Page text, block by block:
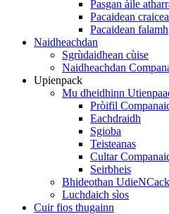
Pasgan àile
Pacaidean
Pacaidean falamh
Naidheachdan
Sgrùdaidhean cùise
Naidheachdan
Upienpack
Mu dheidhinn
Pròifil
Eachdraidh
Sgioba
Teisteanas
Cultar
Seirbheis
Bhideothan UdieNCack
Luchdaich sìos
Cuir fios thugainn